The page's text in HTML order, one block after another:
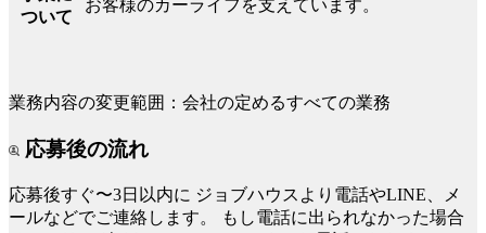
ついて
お客様のカーライフを支えています。
業務内容の変更範囲：会社の定めるすべての業務
応募後の流れ
応募後すぐ〜3日以内に ジョブハウスより電話やLINE、メ
ールなどでご連絡します。
もし電話に出られなかった場合